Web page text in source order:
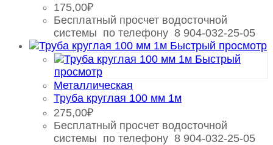
175,00₽
Бесплатный просчет водосточной
системы по телефону 8 904-032-25-05
Быстрый просмотр
Быстрый
просмотр
Металлическая
Труба круглая 100 мм 1м
275,00₽
Бесплатный просчет водосточной
системы по телефону 8 904-032-25-05